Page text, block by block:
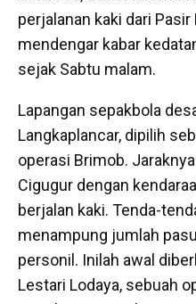
perjalanan kaki dari
mendengar kabar
sejak Sabtu malam.
Lapangan sepakbola
Langkaplancar, dipilih
operasi Brimob.
Cigugur dengan
berjalan kaki. Tenda-
menampung jumlah
personil. Inilah awal
Lestari Lodaya, sebuah